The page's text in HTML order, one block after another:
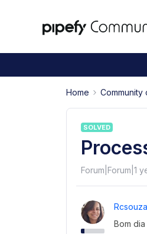
Home
SOLVED
Forum|Forum|1
Bom